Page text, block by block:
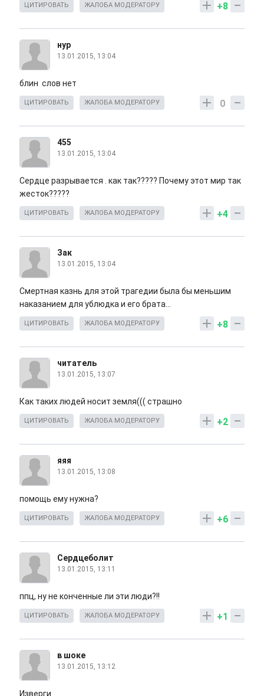
+8
ЦИТИРОВАТЬ ЖАЛОБА МОДЕРАТОРУ
нур
13.01.2015, 13:04
блин слов нет
0
ЦИТИРОВАТЬ ЖАЛОБА МОДЕРАТОРУ
455
13.01.2015, 13:04
Сердце разрывается . как так????? Почему этот мир так
жесток?????
+4
ЦИТИРОВАТЬ ЖАЛОБА МОДЕРАТОРУ
Зак
13.01.2015, 13:04
Смертная казнь для этой трагедии была бы меньшим
наказанием для ублюдка и его брата...
+8
ЦИТИРОВАТЬ ЖАЛОБА МОДЕРАТОРУ
читатель
13.01.2015, 13:07
Как таких людей носит земля((( страшно
+2
ЦИТИРОВАТЬ ЖАЛОБА МОДЕРАТОРУ
яяя
13.01.2015, 13:08
помощь ему нужна?
+6
ЦИТИРОВАТЬ ЖАЛОБА МОДЕРАТОРУ
Сердцеболит
13.01.2015, 13:11
ппц, ну не конченные ли эти люди?!!
+1
ЦИТИРОВАТЬ ЖАЛОБА МОДЕРАТОРУ
в шоке
13.01.2015, 13:12
Изверги